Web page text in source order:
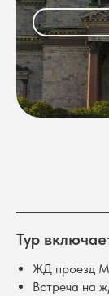
Тур
ЖД проезд
Встреча на